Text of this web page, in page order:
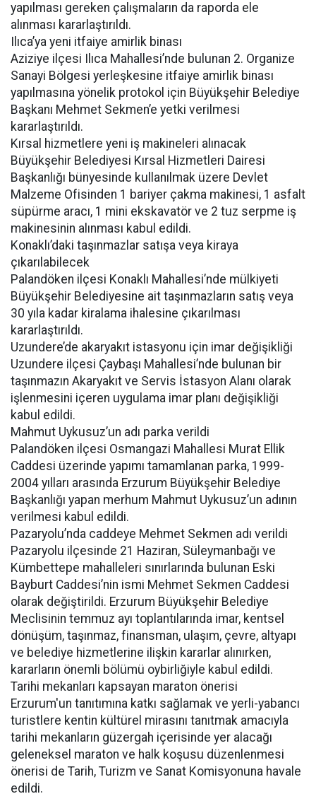
yapılması gereken çalışmaların da raporda ele
alınması kararlaştırıldı.
Ilıca’ya yeni itfaiye amirlik binası
Aziziye ilçesi Ilıca Mahallesi’nde bulunan 2. Organize
Sanayi Bölgesi yerleşkesine itfaiye amirlik binası
yapılmasına yönelik protokol için Büyükşehir Belediye
Başkanı Mehmet Sekmen’e yetki verilmesi
kararlaştırıldı.
Kırsal hizmetlere yeni iş makineleri alınacak
Büyükşehir Belediyesi Kırsal Hizmetleri Dairesi
Başkanlığı bünyesinde kullanılmak üzere Devlet
Malzeme Ofisinden 1 bariyer çakma makinesi, 1 asfalt
süpürme aracı, 1 mini ekskavatör ve 2 tuz serpme iş
makinesinin alınması kabul edildi.
Konaklı’daki taşınmazlar satışa veya kiraya
çıkarılabilecek
Palandöken ilçesi Konaklı Mahallesi’nde mülkiyeti
Büyükşehir Belediyesine ait taşınmazların satış veya
30 yıla kadar kiralama ihalesine çıkarılması
kararlaştırıldı.
Uzundere’de akaryakıt istasyonu için imar değişikliği
Uzundere ilçesi Çaybaşı Mahallesi’nde bulunan bir
taşınmazın Akaryakıt ve Servis İstasyon Alanı olarak
işlenmesini içeren uygulama imar planı değişikliği
kabul edildi.
Mahmut Uykusuz’un adı parka verildi
Palandöken ilçesi Osmangazi Mahallesi Murat Ellik
Caddesi üzerinde yapımı tamamlanan parka, 1999-
2004 yılları arasında Erzurum Büyükşehir Belediye
Başkanlığı yapan merhum Mahmut Uykusuz’un adının
verilmesi kabul edildi.
Pazaryolu’nda caddeye Mehmet Sekmen adı verildi
Pazaryolu ilçesinde 21 Haziran, Süleymanbağı ve
Kümbettepe mahalleleri sınırlarında bulunan Eski
Bayburt Caddesi’nin ismi Mehmet Sekmen Caddesi
olarak değiştirildi. Erzurum Büyükşehir Belediye
Meclisinin temmuz ayı toplantılarında imar, kentsel
dönüşüm, taşınmaz, finansman, ulaşım, çevre, altyapı
ve belediye hizmetlerine ilişkin kararlar alınırken,
kararların önemli bölümü oybirliğiyle kabul edildi.
Tarihi mekanları kapsayan maraton önerisi
Erzurum'un tanıtımına katkı sağlamak ve yerli-yabancı
turistlere kentin kültürel mirasını tanıtmak amacıyla
tarihi mekanların güzergah içerisinde yer alacağı
geleneksel maraton ve halk koşusu düzenlenmesi
önerisi de Tarih, Turizm ve Sanat Komisyonuna havale
edildi.